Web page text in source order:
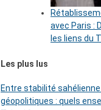
avec Paris :
les liens du
Les plus lus
Entre stabilité
géopolitiques : quels